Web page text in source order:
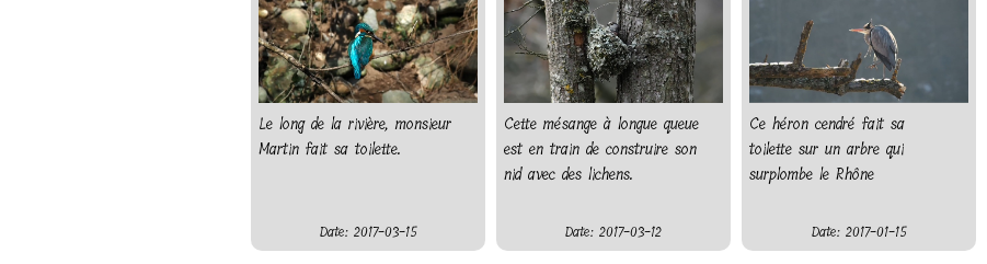
Le long de la rivière, monsieur
Martin fait sa toilette.
Date: 2017-03-15
Cette mésange à longue queue
est en train de construire son
nid avec des lichens.
Date: 2017-03-12
Ce héron cendré fait sa
toilette sur un arbre qui
surplombe le Rhône
Date: 2017-01-15